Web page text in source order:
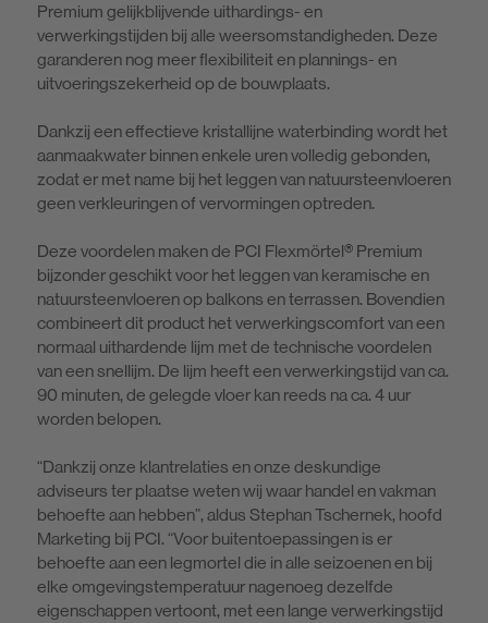
Premium gelijkblijvende uithardings- en
verwerkingstijden bij alle weersomstandigheden. Deze
garanderen nog meer flexibiliteit en plannings- en
uitvoeringszekerheid op de bouwplaats.
Dankzij een effectieve kristallijne waterbinding wordt het
aanmaakwater binnen enkele uren volledig gebonden,
zodat er met name bij het leggen van natuursteenvloeren
geen verkleuringen of vervormingen optreden.
Deze voordelen maken de PCI Flexmörtel® Premium
bijzonder geschikt voor het leggen van keramische en
natuursteenvloeren op balkons en terrassen. Bovendien
combineert dit product het verwerkingscomfort van een
normaal uithardende lijm met de technische voordelen
van een snellijm. De lijm heeft een verwerkingstijd van ca.
90 minuten, de gelegde vloer kan reeds na ca. 4 uur
worden belopen.
“Dankzij onze klantrelaties en onze deskundige
adviseurs ter plaatse weten wij waar handel en vakman
behoefte aan hebben”, aldus Stephan Tschernek, hoofd
Marketing bij PCI. “Voor buitentoepassingen is er
behoefte aan een legmortel die in alle seizoenen en bij
elke omgevingstemperatuur nagenoeg dezelfde
eigenschappen vertoont, met een lange verwerkingstijd